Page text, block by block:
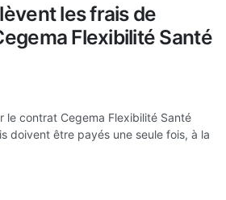
les frais de
Flexibilité Santé
le contrat Cegema Flexibilité Santé
doivent être payés une seule fois, à la